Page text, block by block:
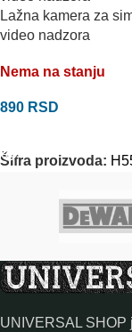
Lažna kamera za
video nadzora
Nema na stanju
890 RSD
Šifra proizvoda:
UNIVERSAL SHOP